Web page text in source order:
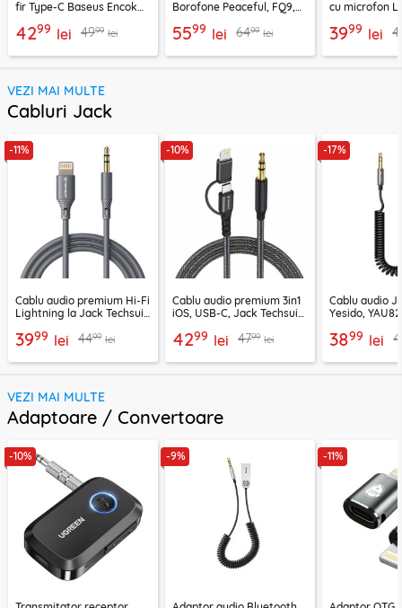
fir Type-C Baseus Encok
4299 lei 4999 lei
Borofone Peaceful, FQ9,
5599 lei 6499 lei
cu microfon
3999 lei
VEZI MAI MULTE
Cabluri Jack
-11%
Cablu audio premium Hi-Fi
Lightning la Jack Techsuit
3999 lei 4499 lei
-10%
Cablu audio premium 3in1
iOS, USB-C, Jack Techsuit
4299 lei 4799 lei
-17%
Cablu audio
Yesido,
3899 lei
VEZI MAI MULTE
Adaptoare / Convertoare
-10% -9% -11%